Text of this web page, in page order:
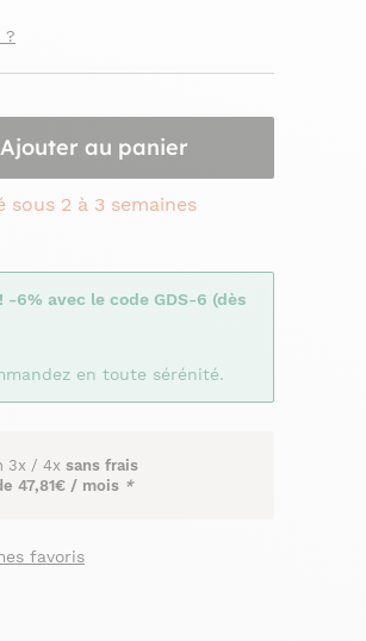
?
Ajouter au panier
sous 2 à 3 semaines
-6% avec le code GDS-6 (dès
en toute sérénité.
3x / 4x sans frais
47,81€ / mois *
favoris